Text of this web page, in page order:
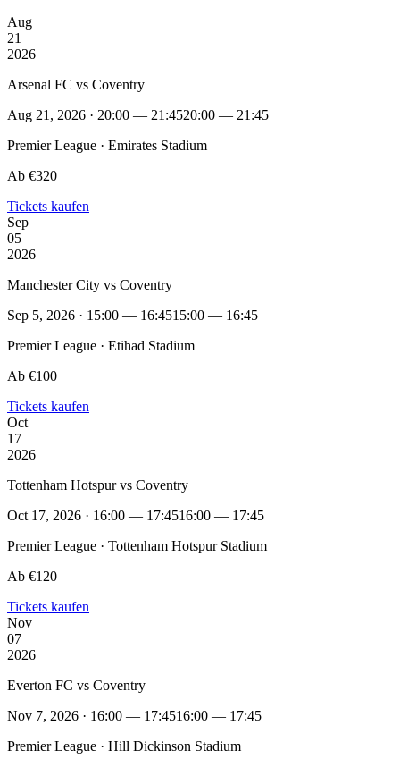
Aug
21
2026
Arsenal FC vs Coventry
Aug 21, 2026 · 20:00 — 21:4520:00 — 21:45
Premier League · Emirates Stadium
Ab €320
Tickets kaufen
Sep
05
2026
Manchester City vs Coventry
Sep 5, 2026 · 15:00 — 16:4515:00 — 16:45
Premier League · Etihad Stadium
Ab €100
Tickets kaufen
Oct
17
2026
Tottenham Hotspur vs Coventry
Oct 17, 2026 · 16:00 — 17:4516:00 — 17:45
Premier League · Tottenham Hotspur Stadium
Ab €120
Tickets kaufen
Nov
07
2026
Everton FC vs Coventry
Nov 7, 2026 · 16:00 — 17:4516:00 — 17:45
Premier League · Hill Dickinson Stadium